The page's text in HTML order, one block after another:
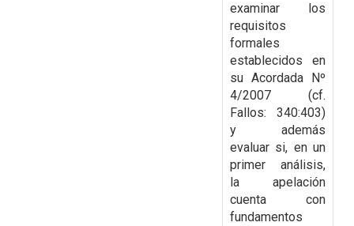
examinar los
requisitos
formales
establecidos en
su Acordada Nº
4/2007 (cf.
Fallos: 340:403)
y además
evaluar si, en un
primer análisis,
la apelación
cuenta con
fundamentos